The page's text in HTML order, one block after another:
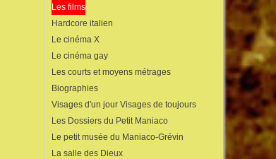
Les films
Hardcore italien
Le cinéma X
Le cinéma gay
Les courts et moyens métrages
Biographies
Visages d'un jour Visages de toujours
Les Dossiers du Petit Maniaco
Le petit musée du Maniaco-Grévin
La salle des Dieux